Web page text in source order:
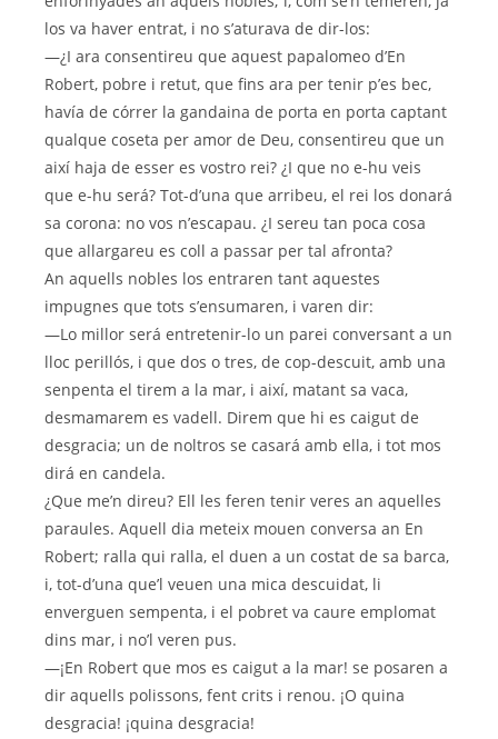
los va haver entrat, i no s’aturava de dir-los:
—¿I ara consentireu que aquest papalomeo d’En
Robert, pobre i retut, que fins ara per tenir p’es bec,
havía de córrer la gandaina de porta en porta captant
qualque coseta per amor de Deu, consentireu que un
així haja de esser es vostro rei? ¿I que no e-hu veis
que e-hu será? Tot-d’una que arribeu, el rei los donará
sa corona: no vos n’escapau. ¿I sereu tan poca cosa
que allargareu es coll a passar per tal afronta?
An aquells nobles los entraren tant aquestes
impugnes que tots s’ensumaren, i varen dir:
—Lo millor será entretenir-lo un parei conversant a un
lloc perillós, i que dos o tres, de cop-descuit, amb una
senpenta el tirem a la mar, i així, matant sa vaca,
desmamarem es vadell. Direm que hi es caigut de
desgracia; un de noltros se casará amb ella, i tot mos
dirá en candela.
¿Que me’n direu? Ell les feren tenir veres an aquelles
paraules. Aquell dia meteix mouen conversa an En
Robert; ralla qui ralla, el duen a un costat de sa barca,
i, tot-d’una que’l veuen una mica descuidat, li
enverguen sempenta, i el pobret va caure emplomat
dins mar, i no’l veren pus.
—¡En Robert que mos es caigut a la mar! se posaren a
dir aquells polissons, fent crits i renou. ¡O quina
desgracia! ¡quina desgracia!